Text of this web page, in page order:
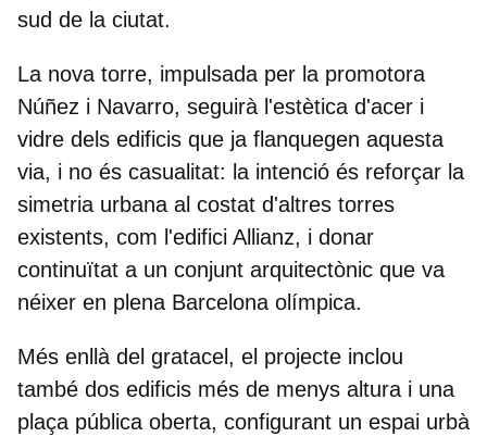
sud de la ciutat.
La nova torre, impulsada per la promotora
Núñez i Navarro, seguirà l'estètica d'acer i
vidre dels edificis que ja flanquegen aquesta
via, i no és casualitat: la intenció és reforçar la
simetria urbana al costat d'altres torres
existents, com l'edifici Allianz, i donar
continuïtat a un conjunt arquitectònic que va
néixer en plena Barcelona olímpica.
Més enllà del gratacel, el projecte inclou
també dos edificis més de menys altura i una
plaça pública oberta, configurant un espai urbà